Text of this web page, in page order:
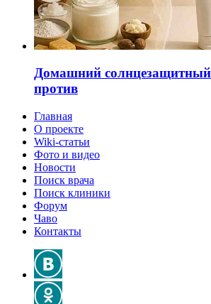
Домашний
против
Главная
О проекте
Wiki-статьи
Фото и видео
Новости
Поиск врача
Поиск клиники
Форум
Чаво
Контакты